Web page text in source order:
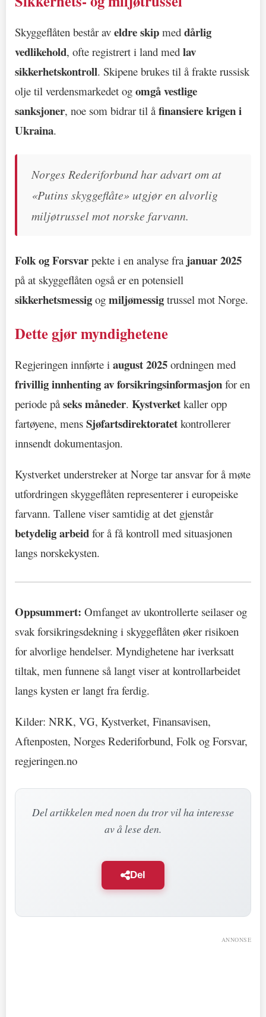
Skyggeflåten består av eldre skip med dårlig
vedlikehold, ofte registrert i land med lav
sikkerhetskontroll. Skipene brukes til å frakte russisk
olje til verdensmarkedet og omgå vestlige
sanksjoner, noe som bidrar til åfinansiere krigen i
Ukraina.
Norges Rederiforbund har advart om at
«Putins skyggeflåte» utgjør en alvorlig
miljøtrussel mot norske farvann.
Folk og Forsvar pekte i en analyse fra januar 2025
på at skyggeflåten også er en potensiell
sikkerhetsmessig og miljømessig trussel mot Norge.
Dette gjør myndighetene
Regjeringen innførte i august 2025 ordningen med
frivillig innhenting av forsikringsinformasjon for en
periode påseks måneder. Kystverket kaller opp
fartøyene, mens Sjøfartsdirektoratet kontrollerer
innsendt dokumentasjon.
Kystverket understreker at Norge tar ansvar for å møte
utfordringen skyggeflåten representerer i europeiske
farvann. Tallene viser samtidig at det gjenstår
betydelig arbeid for å få kontroll med situasjonen
langs norskekysten.
Oppsummert: Omfanget av ukontrollerte seilaser og
svak forsikringsdekning i skyggeflåten øker risikoen
for alvorlige hendelser. Myndighetene har iverksatt
tiltak, men funnene så langt viser at kontrollarbeidet
langs kysten er langt fra ferdig.
Kilder: NRK, VG, Kystverket, Finansavisen,
Aftenposten, Norges Rederiforbund, Folk og Forsvar,
regjeringen.no
Del artikkelen med noen du tror vil ha interesse
av å lese den.
Del
ANNONSE